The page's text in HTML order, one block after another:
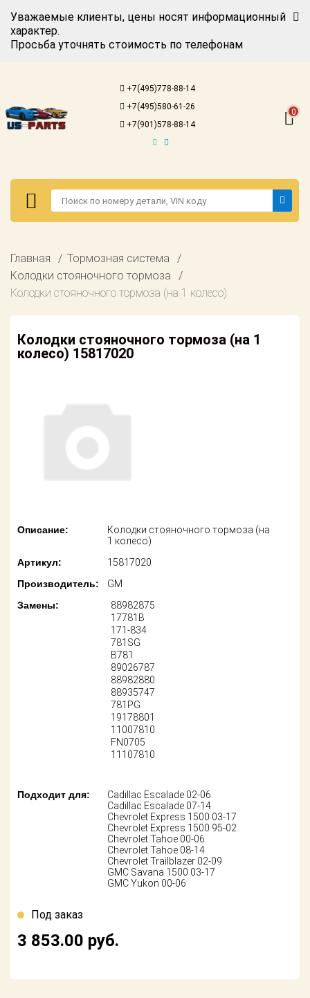
Уважаемые клиенты, цены носят информационный
характер.
Просьба уточнять стоимость по телефонам
+7(495)778-88-14
+7(495)580-61-26
+7(901)578-88-14
0
Авторизация
американских
автомобилей
запросу
техобслуживание
Оплата
Возврат
Регистрация
американских
Онлайн каталоги
Доставка
Оплата
Возврат
Главная
Тормозная система
Колодки стояночного тормоза
Колодки стояночного тормоза (на 1 колесо)
Колодки стояночного тормоза (на 1
колесо) 15817020
Описание:
Колодки стояночного тормоза (на
1 колесо)
Артикул:
15817020
Производитель:
GM
Замены:
88982875
17781B
171-834
781SG
B781
89026787
88982880
88935747
781PG
19178801
11007810
FN0705
11107810
Подходит для:
Cadillac Escalade 02-06
Cadillac Escalade 07-14
Chevrolet Express 1500 03-17
Chevrolet Express 1500 95-02
Chevrolet Tahoe 00-06
Chevrolet Tahoe 08-14
Chevrolet Trailblazer 02-09
GMC Savana 1500 03-17
GMC Yukon 00-06
Под заказ
3 853.00 руб.